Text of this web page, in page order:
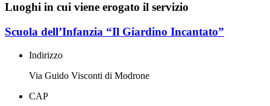
Luoghi in cui viene erogato il servizio
Scuola dell’Infanzia “Il Giardino Incantato”
Indirizzo
Via Guido Visconti di Modrone
CAP